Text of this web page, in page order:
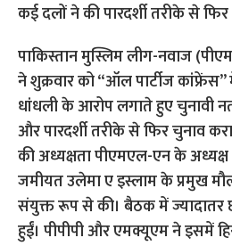
कई दलों ने की पारदर्शी तरीके से
पाकिस्तान मुस्लिम लीग-नवाज
ने शुक्रवार को “ऑल पार्टीज कांफ्रेंस”
धांधली के आरोप लगाते हुए चुनावी
और पारदर्शी तरीके से फिर चुनाव
की अध्यक्षता पीएमएल-एन के
जमीयत उलेमा ए इस्लाम के प्रमुख
संयुक्त रूप से की। बैठक में ज्यादातर
हुईं। पीपीपी और एमक्यूएम ने इसमें